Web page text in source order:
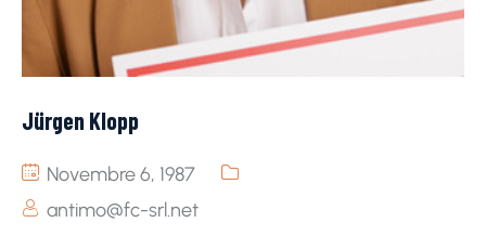
Jürgen Klopp
Novembre 6, 1987
antimo@fc-srl.net